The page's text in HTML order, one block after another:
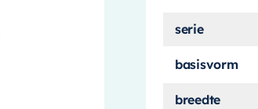
serie
basisvorm
breedte